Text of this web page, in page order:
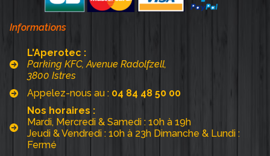
Informations
L'Aperotec :
Parking KFC, Avenue Radolfzell,
3800 Istres
Appelez-nous au : 04 84 48 50 00
Nos horaires :
Mardi, Mercredi & Samedi : 10h à 19h
Jeudi & Vendredi : 10h à 23h Dimanche & Lundi :
Fermé